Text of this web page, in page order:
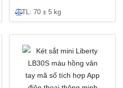
TL: 70 ± 5 kg